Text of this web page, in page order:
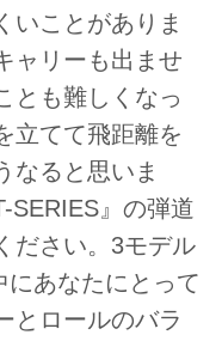
いことがありま
ャリーも出ませ
とも難しくなっ
立てて飛距離を
なると思いま
SERIES』の弾道
ださい。3モデル
にあなたにとって
とロールのバラ